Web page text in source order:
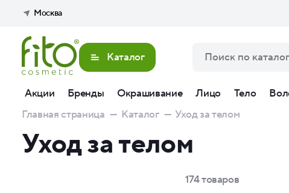
Москва
Каталог
Акции Бренды Окрашивание Лицо Тело
Главная страница — Каталог — Уход за телом
Уход за телом
174товаров